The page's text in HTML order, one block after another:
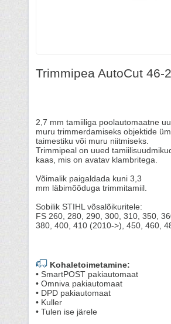
Trimmipea AutoCut 46-
2,7 mm tamiiliga poolautomaatne
muru trimmerdamiseks objektide
taimestiku või muru niitmiseks.
Trimmipeal on uued
kaas, mis on avatav klambritega.
Võimalik paigaldada kuni 3,3
mm läbimõõduga trimmitamiil.
Sobilik STIHL võsalõikuritele:
FS 260, 280, 290, 300, 310, 350,
380, 400, 410 (2010->), 450, 460,
Kohaletoimetamine:
• SmartPOST pakiautomaat
• Omniva pakiautomaat
• DPD pakiautomaat
• Kuller
• Tulen ise järele